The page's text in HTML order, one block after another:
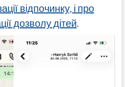
відпочинку, і про
дозволу дітей.